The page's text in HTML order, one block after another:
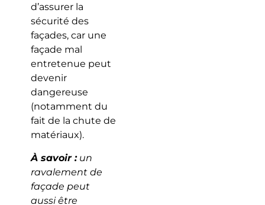
d’assurer la
sécurité des
façades, car une
façade mal
entretenue peut
devenir
dangereuse
(notamment du
fait de la chute de
matériaux).
À savoir :un
ravalement de
façade peut
aussi être